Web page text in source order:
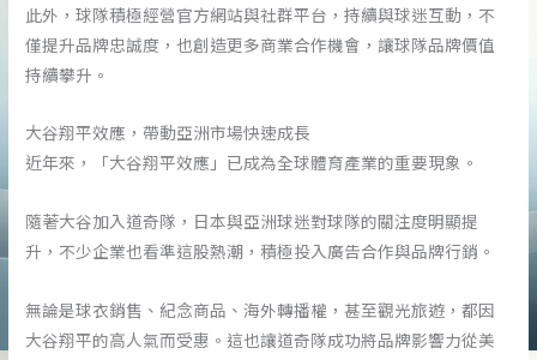
此外，球隊積極經營官方網站與社群平台，持續與球迷互動，不
僅提升品牌忠誠度，也創造更多商業合作機會，讓球隊品牌價值
持續攀升。
大谷翔平效應，帶動亞洲市場快速成長
近年來，「大谷翔平效應」已成為全球體育產業的重要現象。
隨著大谷加入道奇隊，日本與亞洲球迷對球隊的關注度明顯提
升，不少企業也看準這股熱潮，積極投入廣告合作與品牌行銷。
無論是球衣銷售、紀念商品、海外轉播權，甚至觀光旅遊，都因
大谷翔平的高人氣而受惠。這也讓道奇隊成功將品牌影響力從美